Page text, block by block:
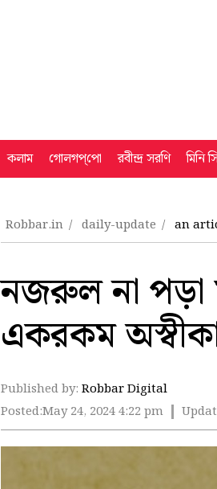
কলাম গোলগপ্‌পো রবীন্দ্র সরণি মিনি
Robbar.in daily-update an
নজরুল না পড়া
একরকম
Published by: Robbar Digital
Posted:May 24, 2024 4:22 pm